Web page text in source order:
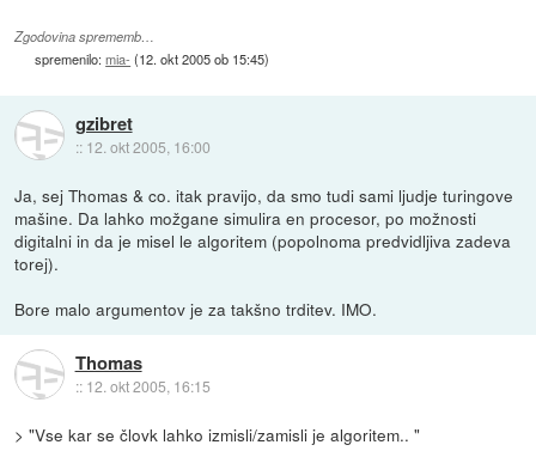
Zgodovina sprememb…
spremenilo:mia- (12. okt 2005 ob 15:45)
gzibret
:: 12. okt 2005, 16:00
Ja, sej Thomas & co. itak pravijo, da smo tudi sami ljudje turingove
mašine. Da lahko možgane simulira en procesor, po možnosti
digitalni in da je misel le algoritem (popolnoma predvidljiva zadeva
torej).
Bore malo argumentov je za takšno trditev. IMO.
Thomas
:: 12. okt 2005, 16:15
> "Vse kar se človk lahko izmisli/zamisli je algoritem.. "